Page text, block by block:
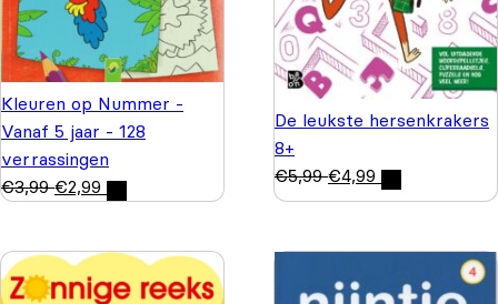
Kleuren op Nummer -
Vanaf 5 jaar - 128
verrassingen
€3,99 €2,99
De leukste hersenkrakers
8+
€5,99 €4,99